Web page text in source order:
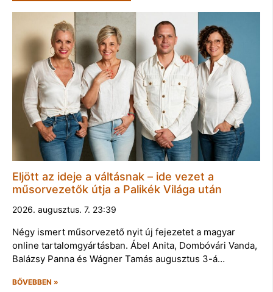
Eljött az ideje a váltásnak – ide vezet a
műsorvezetők útja a Palikék Világa után
2026. augusztus. 7. 23:39
Négy ismert műsorvezető nyit új fejezetet a magyar
online tartalomgyártásban. Ábel Anita, Dombóvári Vanda,
Balázsy Panna és Wágner Tamás augusztus 3-á…
BŐVEBBEN »